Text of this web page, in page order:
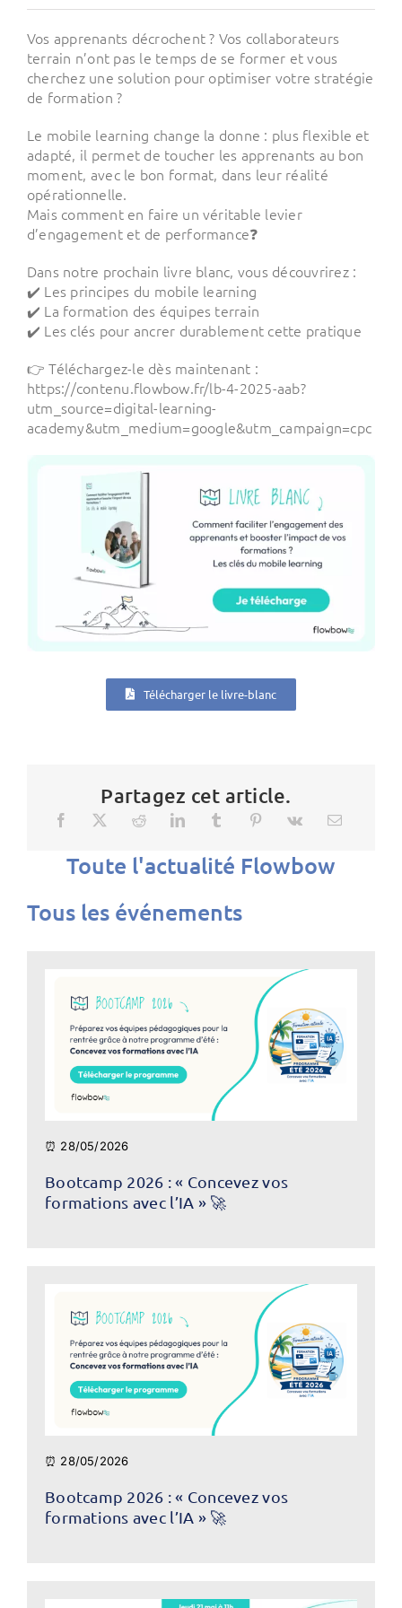
Vos apprenants décrochent ? Vos collaborateurs
terrain n’ont pas le temps de se former et vous
cherchez une solution pour optimiser votre stratégie
de formation ?
Le mobile learning change la donne : plus flexible et
adapté, il permet de toucher les apprenants au bon
moment, avec le bon format, dans leur réalité
opérationnelle.
Mais comment en faire un véritable levier
d’engagement et de performance❓
Dans notre prochain livre blanc, vous découvrirez :
✔️ Les principes du mobile learning
✔️ La formation des équipes terrain
✔️ Les clés pour ancrer durablement cette pratique
👉 Téléchargez-le dès maintenant :
https://contenu.flowbow.fr/lb-4-2025-aab?
utm_source=digital-learning-
academy&utm_medium=google&utm_campaign=cpc
Télécharger le livre-blanc
Partagez cet article.
Toute l'actualité Flowbow
Tous les événements
⏰ 28/05/2026
Bootcamp 2026 : « Concevez vos
formations avec l’IA » 🚀
⏰ 28/05/2026
Bootcamp 2026 : « Concevez vos
formations avec l’IA » 🚀